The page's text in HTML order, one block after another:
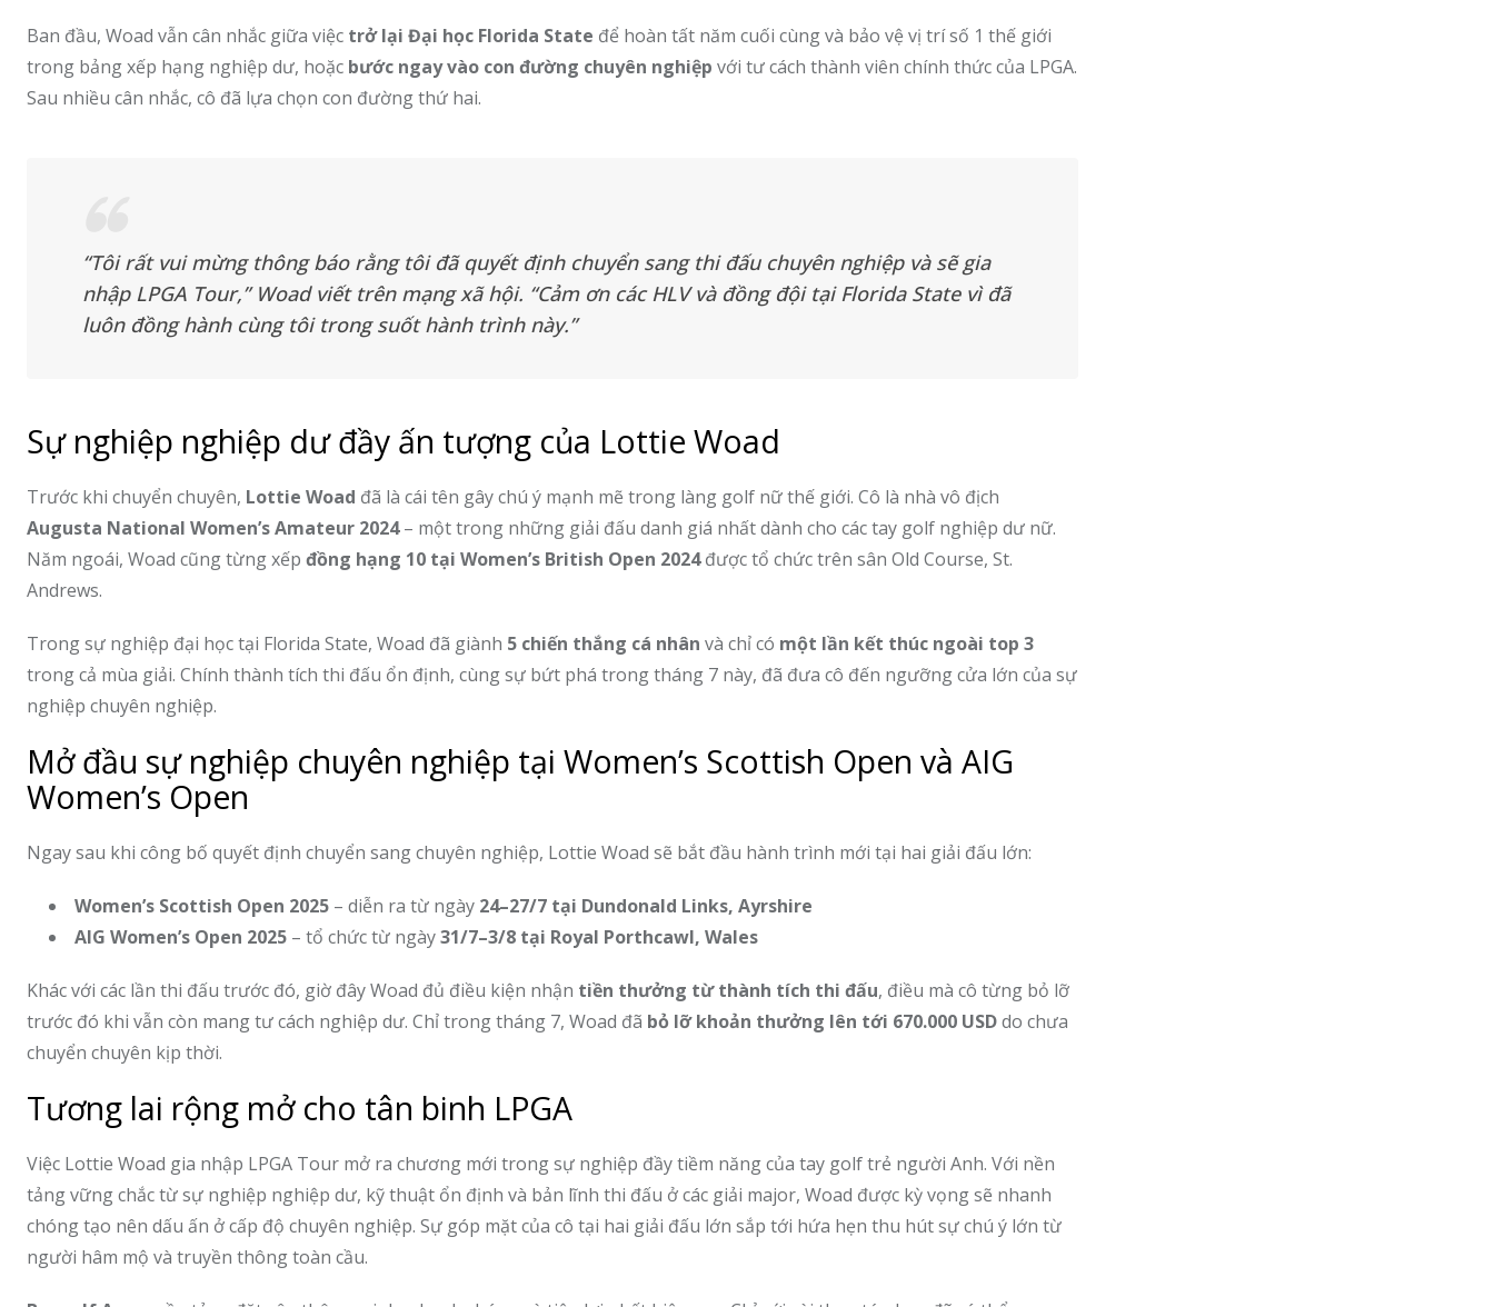
Ban đầu, Woad vẫn cân nhắc giữa việc trở lại Đại học Florida State để hoàn tất năm cuối cùng và bảo vệ vị trí số 1 thế giới
trong bảng xếp hạng nghiệp dư, hoặc bước ngay vào con đường chuyên nghiệp với tư cách thành viên chính thức của LPGA.
Sau nhiều cân nhắc, cô đã lựa chọn con đường thứ hai.
“Tôi rất vui mừng thông báo rằng tôi đã quyết định chuyển sang thi đấu chuyên nghiệp và sẽ gia
nhập LPGA Tour,” Woad viết trên mạng xã hội. “Cảm ơn các HLV và đồng đội tại Florida State vì đã
luôn đồng hành cùng tôi trong suốt hành trình này.”
Sự nghiệp nghiệp dư đầy ấn tượng của Lottie Woad
Trước khi chuyển chuyên, Lottie Woad đã là cái tên gây chú ý mạnh mẽ trong làng golf nữ thế giới. Cô là nhà vô địch
Augusta National Women’s Amateur 2024– một trong những giải đấu danh giá nhất dành cho các tay golf nghiệp dư nữ.
Năm ngoái, Woad cũng từng xếp đồng hạng 10 tại Women’s British Open 2024được tổ chức trên sân Old Course, St.
Andrews.
Trong sự nghiệp đại học tại Florida State, Woad đã giành 5 chiến thắng cá nhân và chỉ có một lần kết thúc ngoài top 3
trong cả mùa giải. Chính thành tích thi đấu ổn định, cùng sự bứt phá trong tháng 7 này, đã đưa cô đến ngưỡng cửa lớn của sự
nghiệp chuyên nghiệp.
Mở đầu sự nghiệp chuyên nghiệp tại Women’s Scottish Open và AIG
Women’s Open
Ngay sau khi công bố quyết định chuyển sang chuyên nghiệp, Lottie Woad sẽ bắt đầu hành trình mới tại hai giải đấu lớn:
Women’s Scottish Open 2025 – diễn ra từ ngày 24–27/7 tại Dundonald Links, Ayrshire
AIG Women’s Open 2025 – tổ chức từ ngày31/7–3/8 tại Royal Porthcawl, Wales
Khác với các lần thi đấu trước đó, giờ đây Woad đủ điều kiện nhận tiền thưởng từ thành tích thi đấu, điều mà cô từng bỏ lỡ
trước đó khi vẫn còn mang tư cách nghiệp dư. Chỉ trong tháng 7, Woad đã bỏ lỡ khoản thưởng lên tới 670.000 USDdo chưa
chuyển chuyên kịp thời.
Tương lai rộng mở cho tân binh LPGA
Việc Lottie Woad gia nhập LPGA Tour mở ra chương mới trong sự nghiệp đầy tiềm năng của tay golf trẻ người Anh. Với nền
tảng vững chắc từ sự nghiệp nghiệp dư, kỹ thuật ổn định và bản lĩnh thi đấu ở các giải major, Woad được kỳ vọng sẽ nhanh
chóng tạo nên dấu ấn ở cấp độ chuyên nghiệp. Sự góp mặt của cô tại hai giải đấu lớn sắp tới hứa hẹn thu hút sự chú ý lớn từ
người hâm mộ và truyền thông toàn cầu.